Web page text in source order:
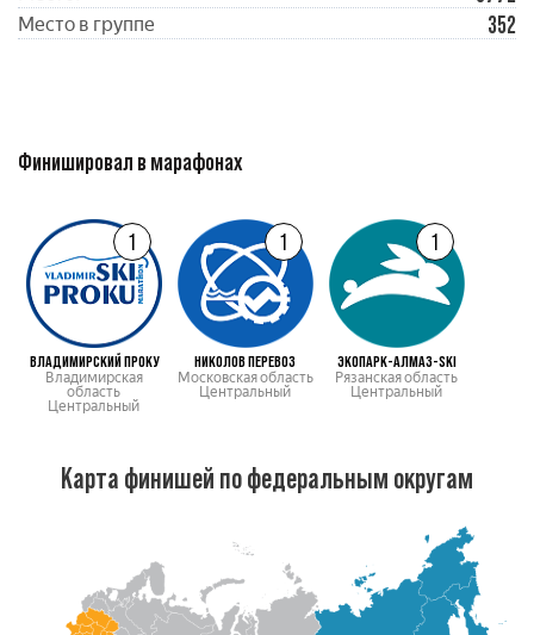
Место в группе 352
Финишировал в марафонах
1
ВЛАДИМИРСКИЙ ПРОКУ
Владимирская
область
Центральный
1
НИКОЛОВ ПЕРЕВОЗ
Московская область
Центральный
1
ЭКОПАРК-АЛМАЗ-SKI
Рязанская область
Центральный
Карта финишей по федеральным округам